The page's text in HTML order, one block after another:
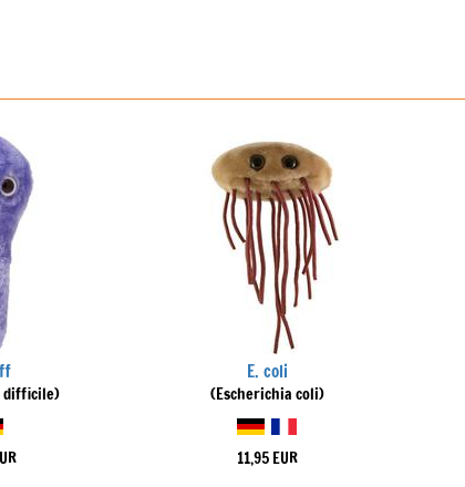
difficile)
E. coli
(Escherichia coli)
11,95 EUR